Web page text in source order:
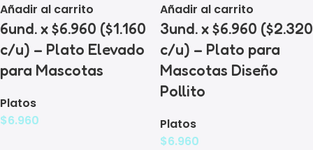
Añadir al carrito
6und. x $6.960 ($1.160
c/u) – Plato Elevado
para Mascotas
Platos
$6.960
Añadir al carrito
3und. x $6.960 ($2.320
c/u) – Plato para
Mascotas Diseño
Pollito
Platos
$6.960